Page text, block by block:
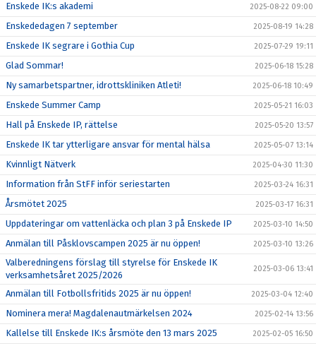
Enskede IK:s akademi 2025-08-22 09:00
Enskededagen 7 september 2025-08-19 14:28
Enskede IK segrare i Gothia Cup 2025-07-29 19:11
Glad Sommar! 2025-06-18 15:28
Ny samarbetspartner, idrottskliniken Atleti! 2025-06-18 10:49
Enskede Summer Camp 2025-05-21 16:03
Hall på Enskede IP, rättelse 2025-05-20 13:57
Enskede IK tar ytterligare ansvar för mental hälsa 2025-05-07 13:14
Kvinnligt Nätverk 2025-04-30 11:30
Information från StFF inför seriestarten 2025-03-24 16:31
Årsmötet 2025 2025-03-17 16:31
Uppdateringar om vattenläcka och plan 3 på Enskede IP 2025-03-10 14:50
Anmälan till Påsklovscampen 2025 är nu öppen! 2025-03-10 13:26
Valberedningens förslag till styrelse för Enskede IK
verksamhetsåret 2025/2026
2025-03-06 13:41
Anmälan till Fotbollsfritids 2025 är nu öppen! 2025-03-04 12:40
Nominera mera! Magdalenautmärkelsen 2024 2025-02-14 13:56
Kallelse till Enskede IK:s årsmöte den 13 mars 2025 2025-02-05 16:50